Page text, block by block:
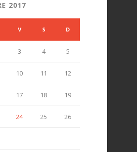
2017
V S D
3 4 5
10 11 12
17 18 19
24 25 26